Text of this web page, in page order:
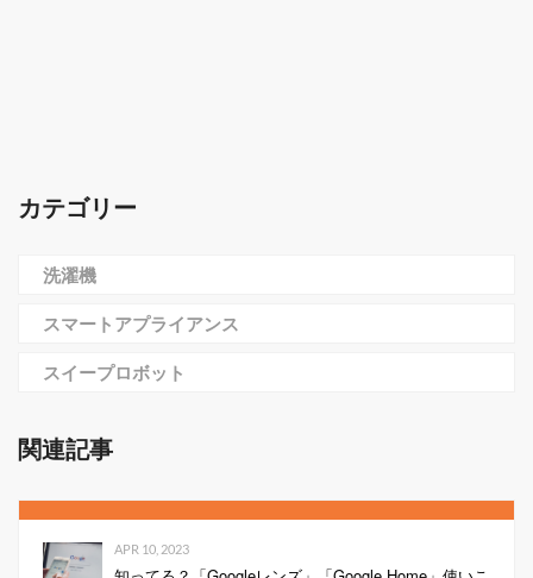
カテゴリー
洗濯機
スマートアプライアンス
スイープロボット
関連記事
APR 10, 2023